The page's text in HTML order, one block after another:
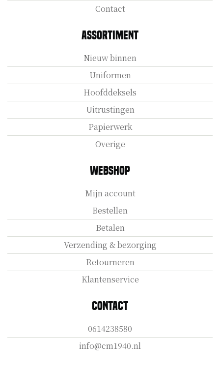
Contact
Assortiment
Nieuw binnen
Uniformen
Hoofddeksels
Uitrustingen
Papierwerk
Overige
Webshop
Mijn account
Bestellen
Betalen
Verzending & bezorging
Retourneren
Klantenservice
Contact
0614238580
info@cm1940.nl